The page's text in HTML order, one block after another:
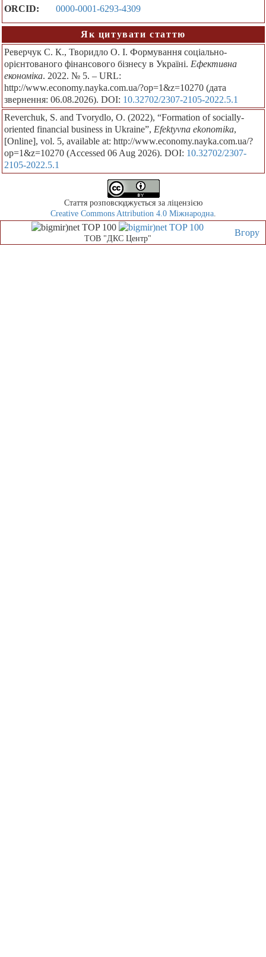
ORCID:
0000-0001-6293-4309
Як цитувати статтю
Реверчук С. К., Творидло О. І. Формування соціально-
орієнтованого фінансового бізнесу в Україні. Ефективна
економіка. 2022. № 5. – URL:
http://www.economy.nayka.com.ua/?op=1&z=10270 (дата
звернення: 06.08.2026). DOI: 10.32702/2307-2105-2022.5.1
Reverchuk, S. and Tvorydlo, O. (2022), “Formation of socially-
oriented financial business in Ukraine”, Efektyvna ekonomika,
[Online], vol. 5, available at: http://www.economy.nayka.com.ua/?
op=1&z=10270 (Accessed 06 Aug 2026). DOI: 10.32702/2307-
2105-2022.5.1
Стаття розповсюджується за ліцензією
Creative Commons Attribution 4.0 Міжнародна.
Вгору
ТОВ "ДКС Центр"